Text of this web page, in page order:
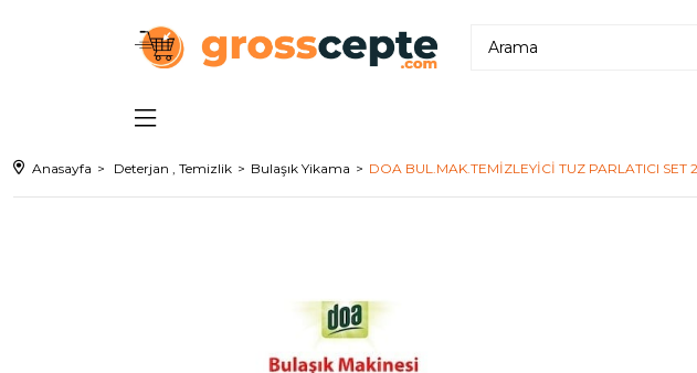
Anasayfa Deterjan , Temizlik Bulaşık Yikama DOA BUL.MAK.TEMİZLEYİCİ TUZ PARLATICI SET